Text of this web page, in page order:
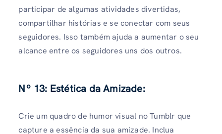
participar de algumas atividades divertidas,
compartilhar histórias e se conectar com seus
seguidores. Isso também ajuda a aumentar o seu
alcance entre os seguidores uns dos outros.
Nº 13: Estética da Amizade:
Crie um quadro de humor visual no Tumblr que
capture a essência da sua amizade. Inclua